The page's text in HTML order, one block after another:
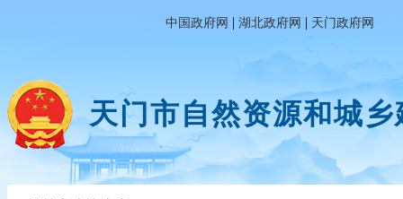
中国政府网 | 湖北政府网 | 天门政府网
天门市自然资源和城